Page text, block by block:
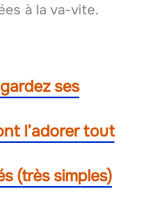
à la va-vite.
ses
l’adorer tout
(très simples)